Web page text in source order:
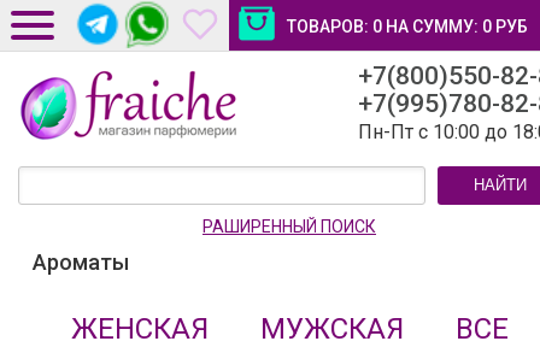
ТОВАРОВ: 0 НА СУММУ: 0 РУБ
ДОСТАВКА И ОПЛАТА
НОВОСТИ И СТАТЬИ
+7(800)550-
+7(995)780-
Пн-Пт с 10:00 до
НАЙТИ
РАШИРЕННЫЙ ПОИСК
Ароматы
ЖЕНСКАЯ МУЖСКАЯ ВСЕ